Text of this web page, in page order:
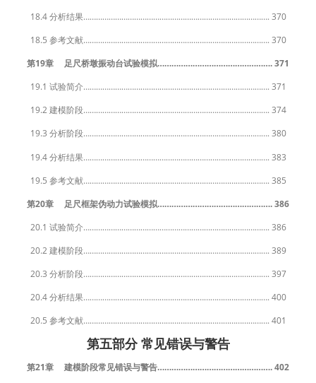
18.4 分析结果……………………………………………………………………………. 370
18.5 参考文献……………………………………………………………………………. 370
第19章 足尺桥墩振动台试验模拟…………………………………………. 371
19.1 试验简介……………………………………………………………………………. 371
19.2 建模阶段……………………………………………………………………………. 374
19.3 分析阶段……………………………………………………………………………. 380
19.4 分析结果……………………………………………………………………………. 383
19.5 参考文献……………………………………………………………………………. 385
第20章 足尺框架伪动力试验模拟…………………………………………. 386
20.1 试验简介……………………………………………………………………………. 386
20.2 建模阶段……………………………………………………………………………. 389
20.3 分析阶段……………………………………………………………………………. 397
20.4 分析结果……………………………………………………………………………. 400
20.5 参考文献……………………………………………………………………………. 401
第五部分 常见错误与警告
第21章 建模阶段常见错误与警告…………………………………………. 402